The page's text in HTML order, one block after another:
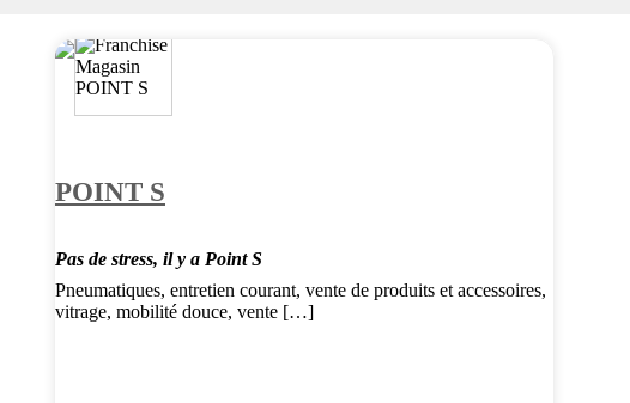
POINT S
Pas de stress, il y a Point S
Pneumatiques, entretien courant, vente de produits et accessoires,
vitrage, mobilité douce, vente […]